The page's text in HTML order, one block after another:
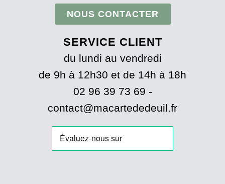
NOUS CONTACTER
SERVICE CLIENT
du lundi au vendredi
de 9h à 12h30 et de 14h à 18h
02 96 39 73 69 -
contact@macartededeuil.fr